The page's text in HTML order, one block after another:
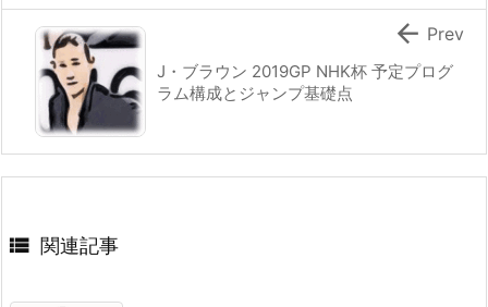
J・ブラウン 2019GP NHK杯 予定プログ
ラム構成とジャンプ基礎点
 Prev
 関連記事